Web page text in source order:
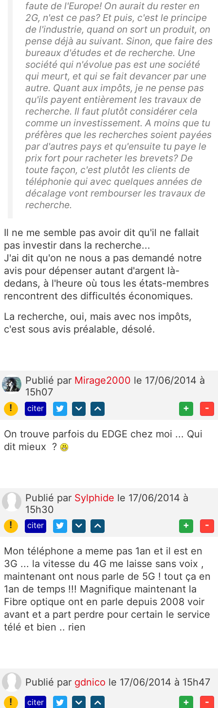
faute de l'Europe! On aurait du rester en
2G, n'est ce pas? Et puis, c'est le principe
de l'industrie, quand on sort un produit, on
pense déjà au suivant. Sinon, que faire des
bureaux d'études et de recherche. Une
société qui n'évolue pas est une société
qui meurt, et qui se fait devancer par une
autre. Quant aux impôts, je ne pense pas
qu'ils payent entièrement les travaux de
recherche. Il faut plutôt considérer cela
comme un investissement. A moins que tu
préfères que les recherches soient payées
par d'autres pays et qu'ensuite tu paye le
prix fort pour racheter les brevets? De
toute façon, c'est plutôt les clients de
téléphonie qui avec quelques années de
décalage vont rembourser les travaux de
recherche.
Il ne me semble pas avoir dit qu'il ne fallait
pas investir dans la recherche...
J'ai dit qu'on ne nous a pas demandé notre
avis pour dépenser autant d'argent là-
dedans, à l'heure où tous les états-membres
rencontrent des difficultés économiques.
La recherche, oui, mais avec nos impôts,
c'est sous avis préalable, désolé.
Publié par Mirage2000 le 17/06/2014 à
15h07
!
citer + -
On trouve parfois du EDGE chez moi ... Qui
dit mieux ?
Publié par Sylphide le 17/06/2014 à
15h30
!
citer + -
Mon téléphone a meme pas 1an et il est en
3G ... la vitesse du 4G me laisse sans voix ,
maintenant ont nous parle de 5G ! tout ça en
1an de temps !!! Magnifique maintenant la
Fibre optique ont en parle depuis 2008 voir
avant et a part perdre pour certain le service
télé et bien .. rien
Publié par gdnico le 17/06/2014 à 15h47
!
citer + -